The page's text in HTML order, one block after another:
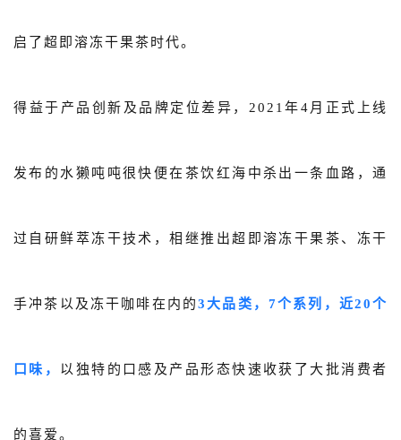
启了超即溶冻干果茶时代。
得益于产品创新及品牌定位差异，2021年4月正式上线
发布的水獭吨吨很快便在茶饮红海中杀出一条血路，通
过自研鲜萃冻干技术，相继推出超即溶冻干果茶、冻干
手冲茶以及冻干咖啡在内的3大品类，7个系列，近20个
口味， 以独特的口感及产品形态快速收获了大批消费者
的喜爱。